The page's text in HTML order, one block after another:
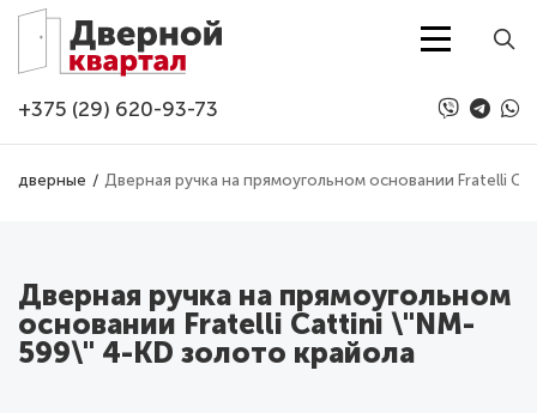
Перейти к основному содержанию
+375 (29) 620-93-73
дверные Дверная ручка на прямоугольном основании Fratelli
Дверная ручка на прямоугольном
основании Fratelli Cattini \"NM-
599\" 4-KD золото крайола